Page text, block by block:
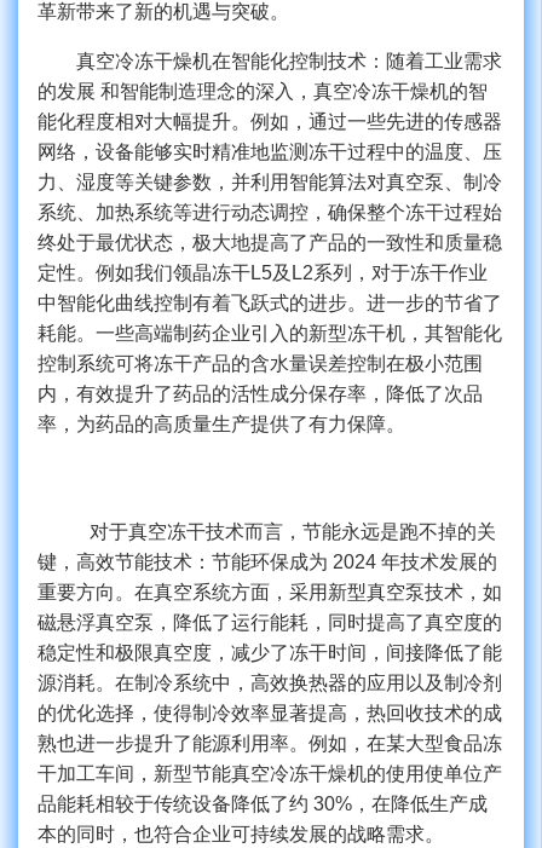
革新带来了新的机遇与突破。
真空冷冻干燥机在智能化控制技术：随着工业需求
的发展 和智能制造理念的深入，真空冷冻干燥机的智
能化程度相对大幅提升。例如，通过一些先进的传感器
网络，设备能够实时精准地监测冻干过程中的温度、压
力、湿度等关键参数，并利用智能算法对真空泵、制冷
系统、加热系统等进行动态调控，确保整个冻干过程始
终处于最优状态，极大地提高了产品的一致性和质量稳
定性。 例如我们领晶冻干L5及L2系列，对于冻干作业
中智能化曲线控制有着飞跃式的进步。进一步的节省了
耗能。 一些高端制药企业引入的新型冻干机，其智能化
控制系统可将冻干产品的含水量误差控制在极小范围
内，有效提升了药品的活性成分保存率，降低了次品
率，为药品的高质量生产提供了有力保障。
对于真空冻干技术而言，节能永远是跑不掉的关
键， 高效节能技术：节能环保成为 2024 年技术发展的
重要方向。在真空系统方面，采用新型真空泵技术，如
磁悬浮真空泵，降低了运行能耗，同时提高了真空度的
稳定性和极限真空度，减少了冻干时间，间接降低了能
源消耗。在制冷系统中，高效换热器的应用以及制冷剂
的优化选择，使得制冷效率显著提高，热回收技术的成
熟也进一步提升了能源利用率。例如，在某大型食品冻
干加工车间，新型节能真空冷冻干燥机的使用使单位产
品能耗相较于传统设备降低了约 30%，在降低生产成
本的同时，也符合企业可持续发展的战略需求。